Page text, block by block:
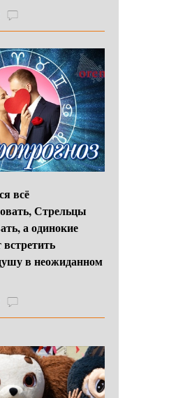
всё
Стрельцы
а одинокие
в неожиданном